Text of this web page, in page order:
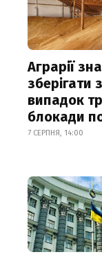
Аграрії
зберігати
випадок
блокади
7 СЕРПНЯ, 14:00